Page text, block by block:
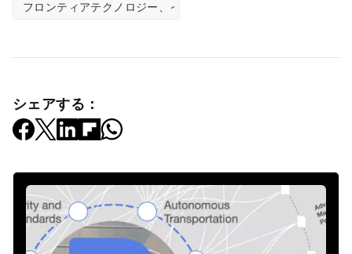
フロンティアテクノロジー、イノベーションセンター
シェアする：